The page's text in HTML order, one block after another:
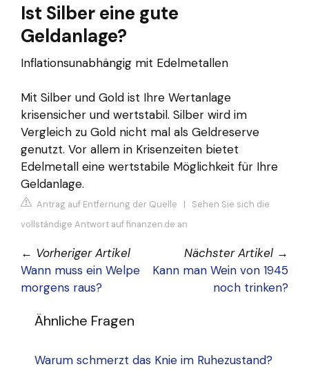
Ist Silber eine gute
Geldanlage?
Inflationsunabhängig mit Edelmetallen
Mit Silber und Gold ist Ihre Wertanlage
krisensicher und wertstabil. Silber wird im
Vergleich zu Gold nicht mal als Geldreserve
genutzt. Vor allem in Krisenzeiten bietet
Edelmetall eine wertstabile Möglichkeit für Ihre
Geldanlage.
Antrag auf Entfernung der Quelle | Sehen Sie sich die
vollständige Antwort auf finanzen.de an
← Vorheriger Artikel
Wann muss ein Welpe
morgens raus?
Nächster Artikel →
Kann man Wein von 1945
noch trinken?
Ähnliche Fragen
Warum schmerzt das Knie im Ruhezustand?